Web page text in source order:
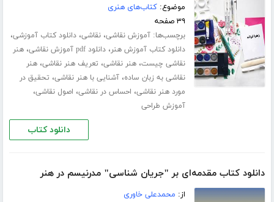
موضوع:کتاب‌های هنری
۳۹ صفحه
برچسب‌ها:آموزش نقاشی،نقاشی،دانلود کتاب آموزشی،
دانلود کتاب آموزش هنر،دانلود ‌pdf آموزش نقاشی ،هنر
نقاشی چیست،هنر نقاشی، تعریف هنر نقاشی،هنر
نقاشی به زبان ساده،آشنایی با هنر نقاشی، تحقیق در
مورد هنر نقاشی، احساس در نقاشی، اصول نقاشی،
آموزش طراحی
دانلود کتاب
دانلود کتاب مقدمه‌ای بر "جریان شناسی" مدرنیسم در هنر
از: محمدعلی خاوری